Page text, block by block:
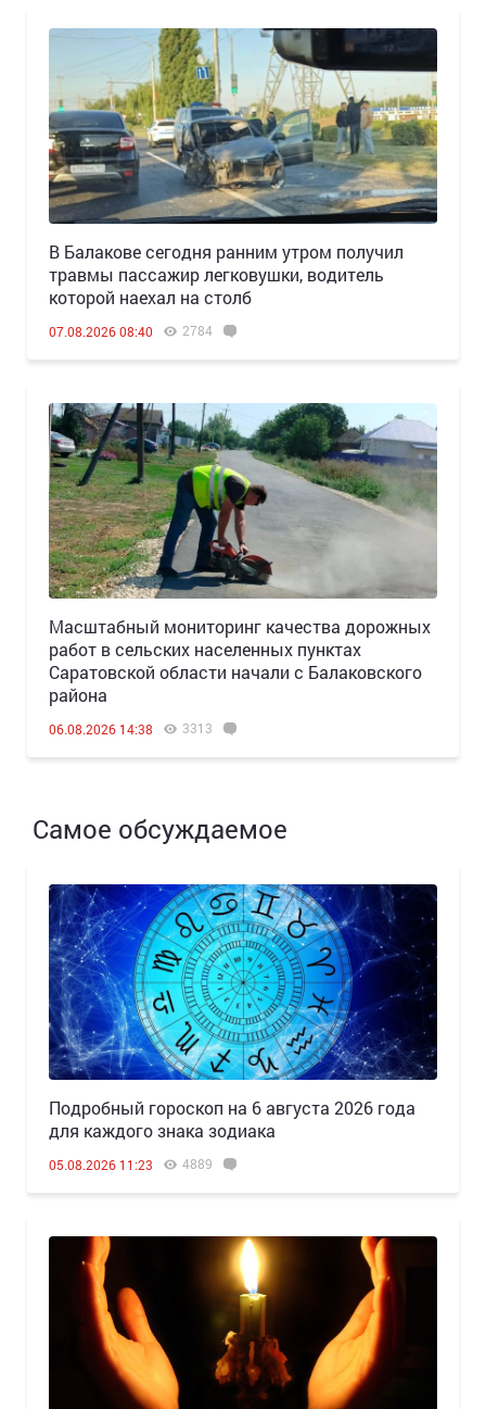
В Балакове сегодня ранним утром получил
травмы пассажир легковушки, водитель
которой наехал на столб
07.08.2026 08:40 2784
Масштабный мониторинг качества дорожных
работ в сельских населенных пунктах
Саратовской области начали с Балаковского
района
06.08.2026 14:38 3313
Самое обсуждаемое
Подробный гороскоп на 6 августа 2026 года
для каждого знака зодиака
05.08.2026 11:23 4889